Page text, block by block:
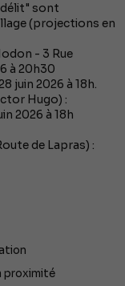
sont
(projections en
- 3 Rue
à 20h30
juin 2026 à 18h.
Hugo) :
2026 à 18h
de Lapras) :
proximité